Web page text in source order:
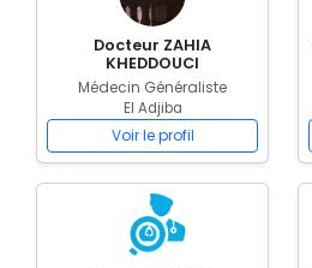
Docteur ZAHIA
KHEDDOUCI
Médecin Généraliste
El Adjiba
Voir le profil